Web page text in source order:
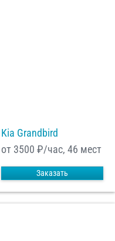
Kia Grandbird
от 3500 ₽/час, 46 мест
Заказать